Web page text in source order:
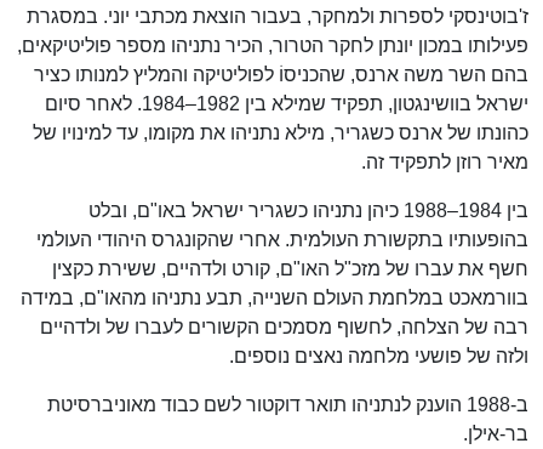
ז'בוטינסקי לספרות ולמחקר, בעבור הוצאת מכתבי יוני. במסגרת
פעילותו במכון יונתן לחקר הטרור, הכיר נתניהו מספר פוליטיקאים,
בהם השר משה ארנס, שהכניסוֹ לפוליטיקה והמליץ למנותו כציר
ישראל בוושינגטון, תפקיד שמילא בין 1982–1984. לאחר סיום
כהונתו של ארנס כשגריר, מילא נתניהו את מקומו, עד למינויו של
מאיר רוזן לתפקיד זה.
בין 1984–1988 כיהן נתניהו כשגריר ישראל באו"ם, ובלט
בהופעותיו בתקשורת העולמית. אחרי שהקונגרס היהודי העולמי
חשף את עברו של מזכ"ל האו"ם, קורט ולדהיים, ששירת כקצין
בוורמאכט במלחמת העולם השנייה, תבע נתניהו מהאו"ם, במידה
רבה של הצלחה, לחשוף מסמכים הקשורים לעברו של ולדהיים
ולזה של פושעי מלחמה נאצים נוספים.
ב-1988 הוענק לנתניהו תואר דוקטור לשם כבוד מאוניברסיטת
בר-אילן.